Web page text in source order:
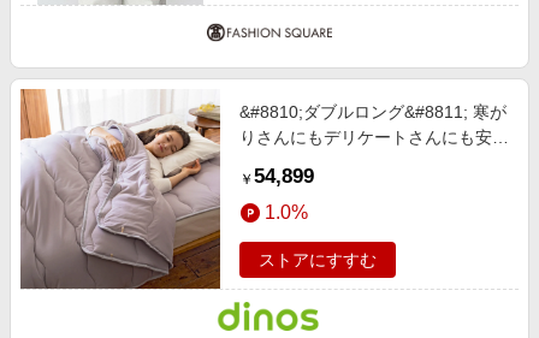
&#8810;ダブルロング&#8811; 寒が
りさんにもデリケートさんにも安心
団シリーズ 2枚合わせ掛け布団 ベ
ージュ 【通販】
￥ 54,899
1.0%
ストアにすすむ